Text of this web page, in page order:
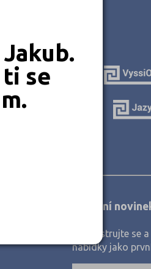
se
Zasílání
Zaregistrujte se
nabídky jako